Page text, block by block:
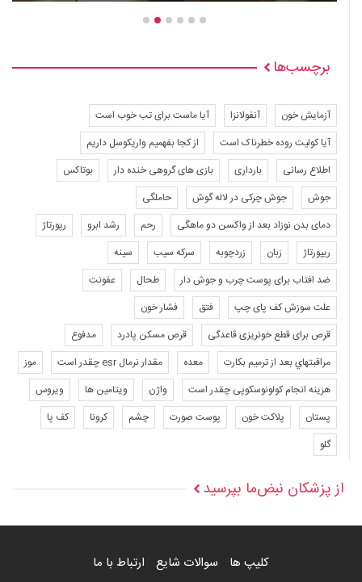
برچسب‌ها
آزمایش خون آنفولانزا
آیا ماست برای تب خوب است
آیا کولیت روده خطرناک است
از کجا بفهمیم واریکوسل داریم
اطلاع رسانی
بارداری بازی های گروهی خنده دار
بوتاکس
جوش
جوش چرکی در لاله گوش
حاملگی
دمای بدن نوزاد بعد از واکسن دو ماهگی
رحم رشد ابرو
رپورتاژ
ریپورتاژ
زبان زردچوبه سرکه سیب
سینه
ضد افتاب برای پوست چرب و جوش دار
طحال
عفونت
علت سوزش کف پای چپ
فتق
فشار خون
قرص برای قطع خونریزی قاعدگی
قرص مسکن پادرد
مدفوع
مراقبتهاي بعد از ترميم بكارت
معده مقدار نرمال esr چقدر است
موز
هزینه انجام کولونوسکوپی چقدر است
واژن ویتامین ها
ویروس
پستان
پلاکت خون پوست صورت چشم کرونا
کف پا
گلو
از پزشکان نبض‌ما بپرسید
کلیپ ها سوالات شایع ارتباط با ما